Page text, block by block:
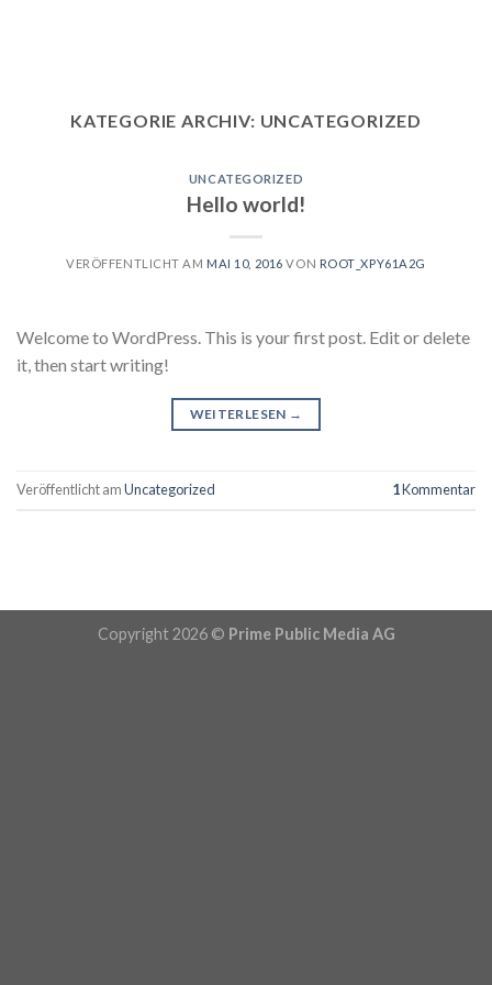
KATEGORIE ARCHIV: UNCATEGORIZED
UNCATEGORIZED
Hello world!
VERÖFFENTLICHT AM MAI 10, 2016 VON ROOT_XPY61A2G
Welcome to WordPress. This is your first post. Edit or delete
it, then start writing!
WEITERLESEN →
Veröffentlicht amUncategorized 1Kommentar
Copyright 2026 © Prime Public Media AG